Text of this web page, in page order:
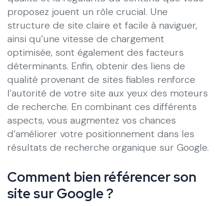
proposez jouent un rôle crucial. Une
structure de site claire et facile à naviguer,
ainsi qu’une vitesse de chargement
optimisée, sont également des facteurs
déterminants. Enfin, obtenir des liens de
qualité provenant de sites fiables renforce
l’autorité de votre site aux yeux des moteurs
de recherche. En combinant ces différents
aspects, vous augmentez vos chances
d’améliorer votre positionnement dans les
résultats de recherche organique sur Google.
Comment bien référencer son
site sur Google ?